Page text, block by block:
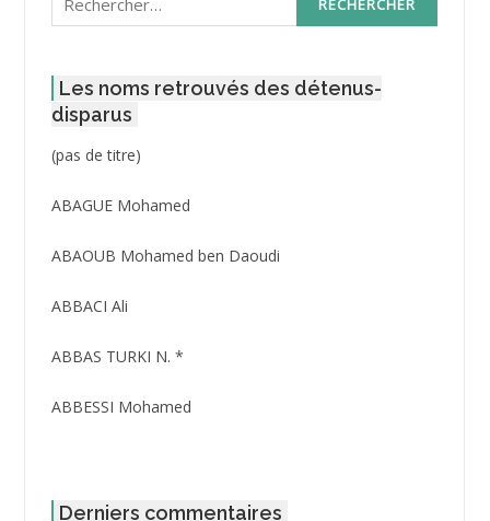
Les noms retrouvés des détenus-
disparus
(pas de titre)Post
3416
ABAGUE Mohamed
ABAOUB Mohamed ben Daoudi
ABBACI Ali
ABBAS TURKI N. *
ABBESSI Mohamed
ABDAT Amar
Derniers commentaires